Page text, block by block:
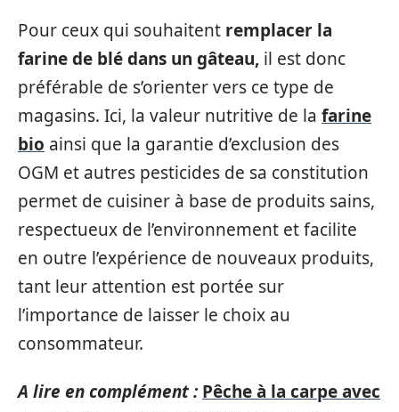
Pour ceux qui souhaitent remplacer la
farine de blé dans un gâteau, il est donc
préférable de s’orienter vers ce type de
magasins. Ici, la valeur nutritive de la farine
bio ainsi que la garantie d’exclusion des
OGM et autres pesticides de sa constitution
permet de cuisiner à base de produits sains,
respectueux de l’environnement et facilite
en outre l’expérience de nouveaux produits,
tant leur attention est portée sur
l’importance de laisser le choix au
consommateur.
A lire en complément : Pêche à la carpe avec